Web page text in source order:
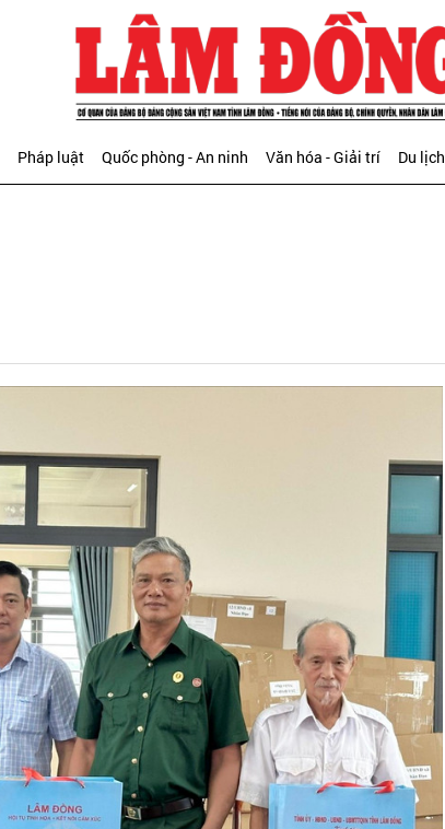
Pháp luật Quốc phòng - An ninh Văn hóa - Giải trí Du lịch